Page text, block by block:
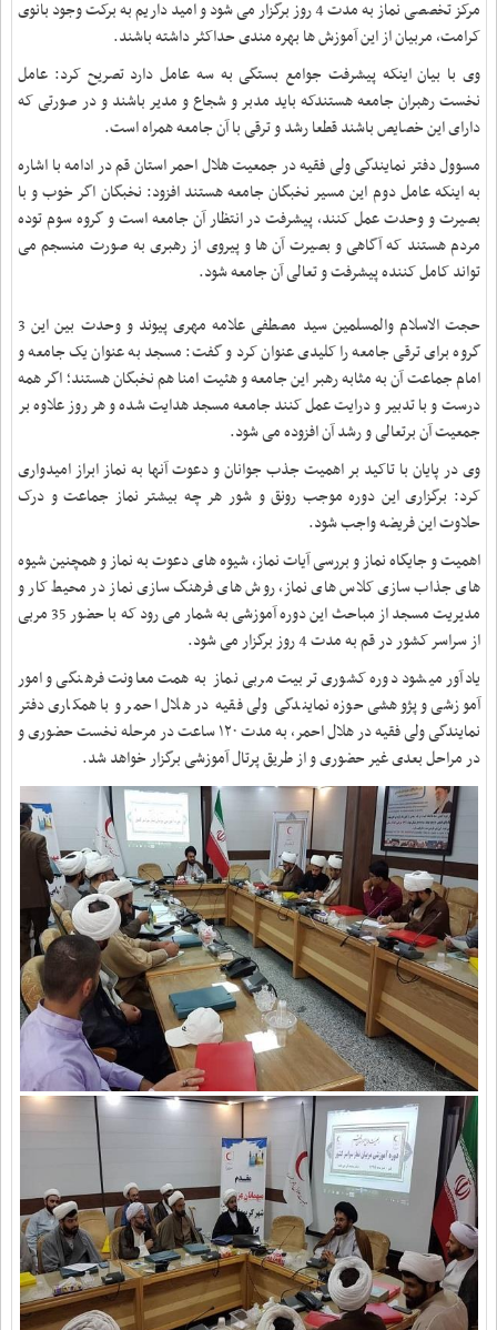
مرکز تخصصی نماز به مدت 4 روز برگزار می شود و امید داریم به برکت وجود بانوی
کرامت، مربیان از این آموزش ها بهره مندی حداکثر داشته باشند.
وی با بیان اینکه پیشرفت جوامع بستگی به سه عامل دارد تصریح کرد: عامل
نخست رهبران جامعه هستندکه باید مدبر و شجاع و مدیر باشند و در صورتی که
دارای این خصایص باشند قطعا رشد و ترقی با آن جامعه همراه است.
مسوول دفتر نمایندگی ولی فقیه در جمعیت هلال احمر استان قم در ادامه با اشاره
به اینکه عامل دوم این مسیر نخبگان جامعه هستند افزود: نخبگان اگر خوب و با
بصیرت و وحدت عمل کنند، پیشرفت در انتظار آن جامعه است و گروه سوم توده
مردم هستند که آگاهی و بصیرت آن ها و پیروی از رهبری به صورت منسجم می
تواند کامل کننده پیشرفت و تعالی آن جامعه شود.
حجت الاسلام والمسلمین سید مصطفی علامه مهری پیوند و وحدت بین این 3
گروه برای ترقی جامعه را کلیدی عنوان کرد و گفت: مسجد به عنوان یک جامعه و
امام جماعت آن به مثابه رهبر این جامعه و هئیت امنا هم نخبگان هستند؛ اگر همه
درست و با تدبیر و درایت عمل کنند جامعه مسجد هدایت شده و هر روز علاوه بر
جمعیت آن برتعالی و رشد آن افزوده می شود.
وی در پایان با تاکید بر اهمیت جذب جوانان و دعوت آنها به نماز ابراز امیدواری
کرد: برگزاری این دوره موجب رونق و شور هر چه بیشتر نماز جماعت و درک
حلاوت این فریضه واجب شود.
اهمیت و جایگاه نماز و بررسی آیات نماز، شیوه های دعوت به نماز و همچنین شیوه
های جذاب سازی کلاس های نماز، روش های فرهنگ سازی نماز در محیط کار و
مدیریت مسجد از مباحث این دوره آموزشی به شمار می رود که با حضور 35 مربی
از سراسر کشور در قم به مدت 4 روز برگزار می شود
.
یادآور میشود دوره کشوری تربیت مربی نماز به همت معاونت فرهنگی و امور
آموزشی و پژوهشی حوزه نمایندگی ولی فقیه در هلال احمر و با همکاری دفتر
نمایندگی ولی فقیه در هلال احمر، به مدت ١٢٠ ساعت در مرحله نخست حضوری و
در مراحل بعدی غیر حضوری و از طریق پرتال آموزشی برگزار خواهد شد.